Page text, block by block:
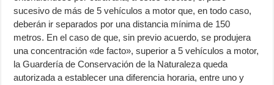
sucesivo de más de 5 vehículos a motor que, en todo caso,
deberán ir separados por una distancia mínima de 150
metros. En el caso de que, sin previo acuerdo, se produjera
una concentración «de facto», superior a 5 vehículos a motor,
la Guardería de Conservación de la Naturaleza queda
autorizada a establecer una diferencia horaria, entre uno y